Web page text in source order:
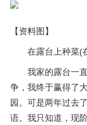
【资料图】
在露台上种菜(
我家的露台一
争，我终于赢得了
园。可是两年过去
语。我只知道，现